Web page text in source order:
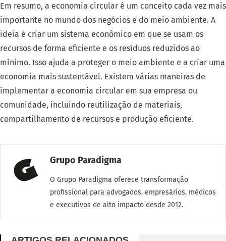
Em resumo, a economia circular é um conceito cada vez mais
importante no mundo dos negócios e do meio ambiente. A
ideia é criar um sistema econômico em que se usam os
recursos ​​de forma eficiente e os resíduos reduzidos ao
mínimo. Isso ajuda a proteger o meio ambiente e a criar uma
economia mais sustentável. Existem várias maneiras de
implementar a economia circular em sua empresa ou
comunidade, incluindo reutilização de materiais,
compartilhamento de recursos e produção eficiente.
Grupo Paradigma
O Grupo Paradigma oferece transformação
profissional para advogados, empresários, médicos
e executivos de alto impacto desde 2012.